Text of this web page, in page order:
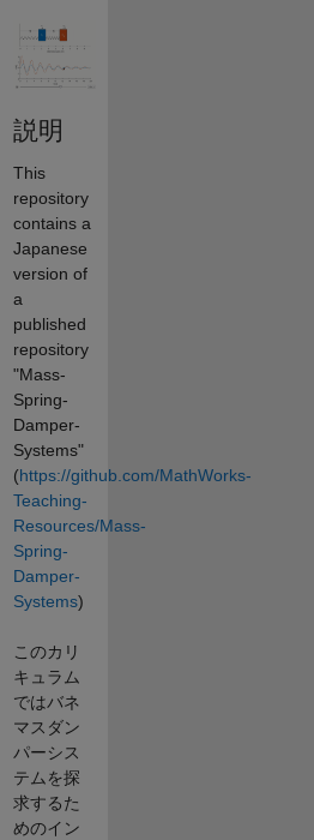
説明
This
repository
contains a
Japanese
version of
a
published
repository
"Mass-
Spring-
Damper-
Systems"
(https://github.com/MathWorks-
Teaching-
Resources/Mass-
Spring-
Damper-
Systems)
このカリ
キュラム
ではバネ
マスダン
パーシス
テムを探
求するた
めのイン